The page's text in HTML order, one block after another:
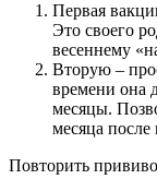
Первая
Это своего
весеннему
Вторую –
времени она
месяцы.
месяца
Повторить